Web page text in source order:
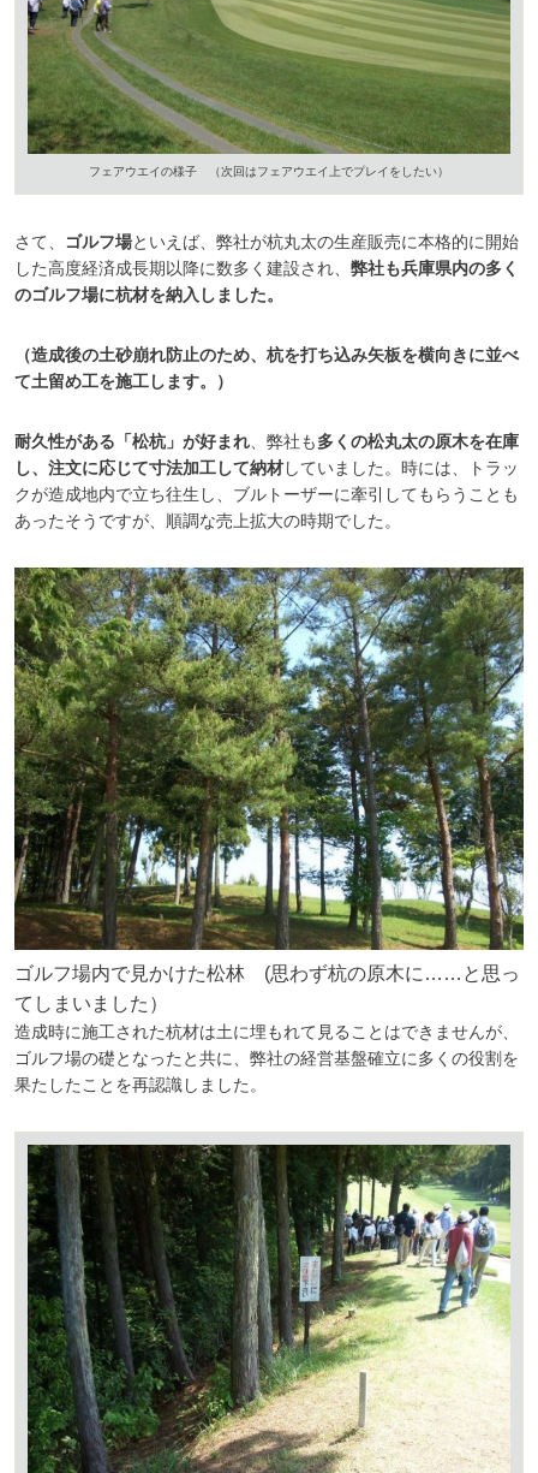
フェアウエイの様子 （次回はフェアウエイ上でプレイをしたい）
さて、 ゴルフ場といえば、弊社が杭丸太の生産販売に本格的に開始
した高度経済成長期以降に数多く建設され、 弊社も兵庫県内の多く
のゴルフ場に杭材を納入しました。
（造成後の土砂崩れ防止のため、杭を打ち込み矢板を横向きに並べ
て土留め工を施工します。）
耐久性がある「松杭」が好まれ、弊社も多くの松丸太の原木を在庫
し、注文に応じて寸法加工して納材していました。時には、トラッ
クが造成地内で立ち往生し、ブルトーザーに牽引してもらうことも
あったそうですが、順調な売上拡大の時期でした。
ゴルフ場内で見かけた松林 (思わず杭の原木に……と思っ
てしまいました）
造成時に施工された杭材は土に埋もれて見ることはできませんが、
ゴルフ場の礎となったと共に、弊社の経営基盤確立に多くの役割を
果たしたことを再認識しました。